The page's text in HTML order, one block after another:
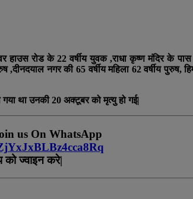
रोड के 22 वर्षीय युवक ,राधा कृष्ण मंदिर के पास
,दीनदयाल नगर की 65 वर्षीय महिला 62 वर्षीय
गया था उनकी 20 अक्टूबर को मृत्यु हो गई|
us On WhatsApp
ज्वाइन करे|